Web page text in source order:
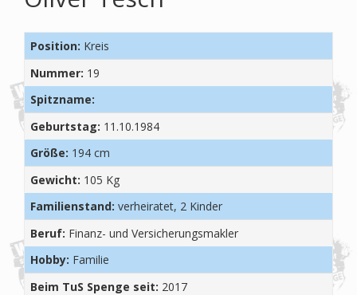
Position: Kreis
Nummer: 19
Spitzname:
Geburtstag: 11.10.1984
Größe: 194 cm
Gewicht: 105 Kg
Familienstand: verheiratet, 2 Kinder
Beruf: Finanz- und Versicherungsmakler
Hobby: Familie
Beim TuS Spenge seit: 2017